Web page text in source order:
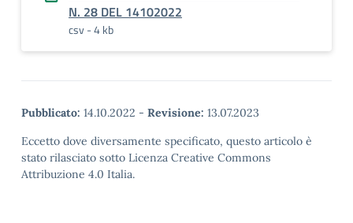
N. 28 DEL 14102022
csv - 4 kb
Pubblicato: 14.10.2022 - Revisione: 13.07.2023
Eccetto dove diversamente specificato, questo articolo è
stato rilasciato sotto Licenza Creative Commons
Attribuzione 4.0 Italia.